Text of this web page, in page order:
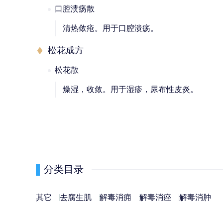
口腔溃疡散
清热敛疮。用于口腔溃疡。
松花成方
松花散
燥湿，收敛。用于湿疹，尿布性皮炎。
分类目录
其它 去腐生肌 解毒消痈 解毒消痤 解毒消肿